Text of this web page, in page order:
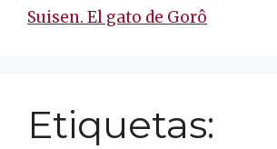
Suisen. El gato de Gorô
Etiquetas: